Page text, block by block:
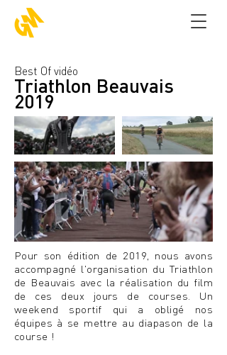
Best Of vidéo
Triathlon Beauvais
2019
Pour son édition de 2019, nous avons
accompagné l'organisation du Triathlon
de Beauvais avec la réalisation du film
de ces deux jours de courses. Un
weekend sportif qui a obligé nos
équipes à se mettre au diapason de la
course !